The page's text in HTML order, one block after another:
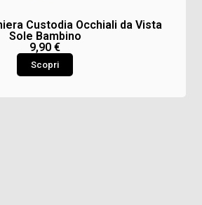
Custodia Occhiali da Vista
Sole Bambino
9,90 €
Scopri